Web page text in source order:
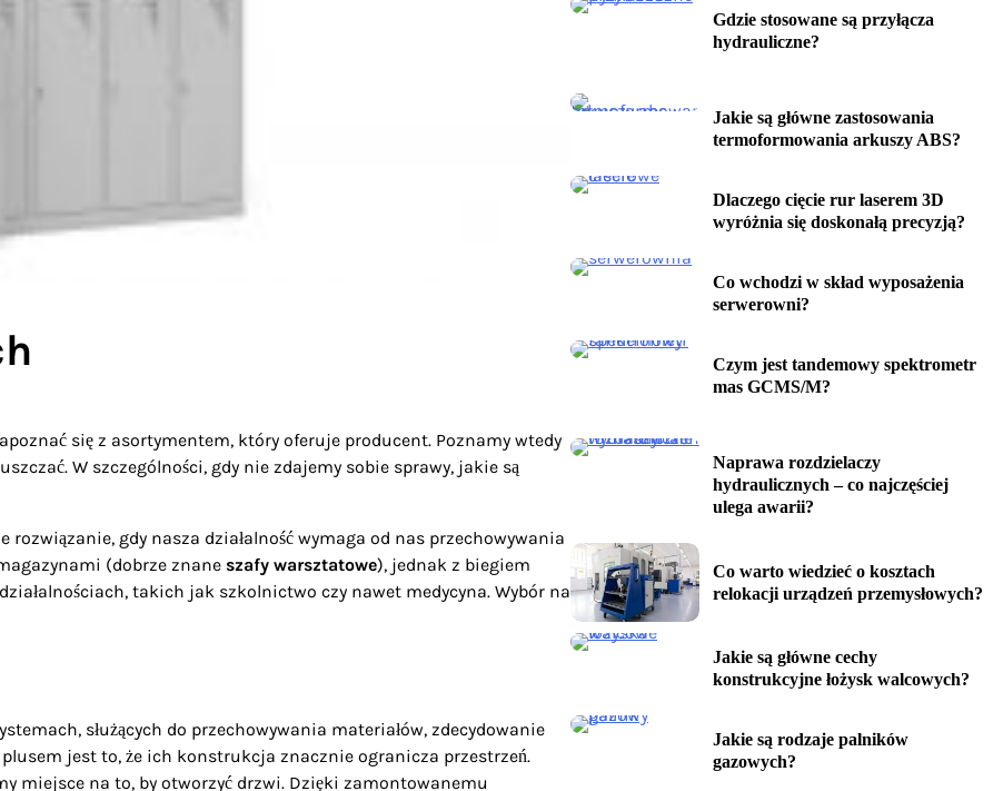
się z asortymentem, który oferuje producent. Poznamy wtedy
W szczególności, gdy nie zdajemy sobie sprawy, jakie są
rozwiązanie, gdy nasza działalność wymaga od nas przechowywania
(dobrze znane szafy warsztatowe), jednak z biegiem
takich jak szkolnictwo czy nawet medycyna. Wybór na
służących do przechowywania materiałów, zdecydowanie
jest to, że ich konstrukcja znacznie ogranicza przestrzeń.
miejsce na to, by otworzyć drzwi. Dzięki zamontowanemu
Gdzie stosowane są przyłącza
hydrauliczne?
Jakie są główne zastosowania
termoformowania arkuszy ABS?
Dlaczego cięcie rur laserem 3D
wyróżnia się doskonałą precyzją?
Co wchodzi w skład wyposażenia
serwerowni?
Czym jest tandemowy spektrometr
mas GCMS/M?
Naprawa rozdzielaczy
hydraulicznych – co najczęściej
ulega awarii?
Co warto wiedzieć o kosztach
relokacji urządzeń przemysłowych?
Jakie są główne cechy
konstrukcyjne łożysk walcowych?
Jakie są rodzaje palników
gazowych?